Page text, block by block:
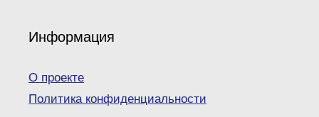
Информация
О проекте
Политика конфиденциальности